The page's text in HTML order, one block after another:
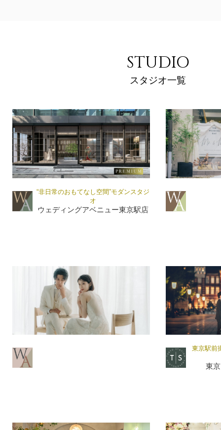
STUDIO
スタジオ一覧
“非日常のおもてなし空間”モダンスタジ
オ
ウェディングアベニュー東京駅店
東京駅前
東